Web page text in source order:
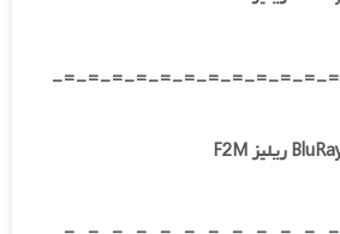
-=-=-=-=-=-=-=-=-=-=-=-